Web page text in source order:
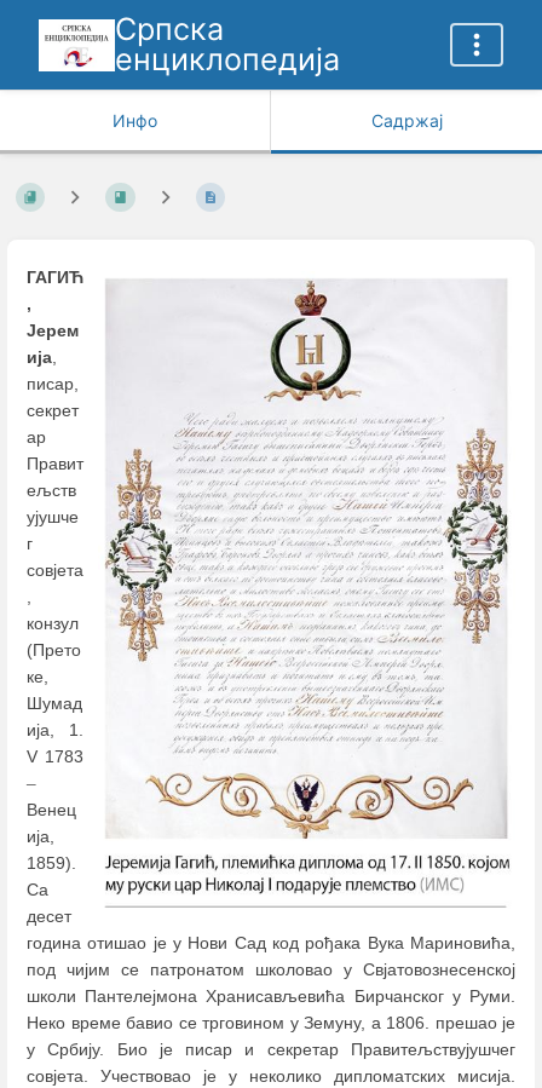
Српска
енциклопедија
Инфо Садржај
ГАГИЋ
,
Јерем
ија,
писар,
секрет
ар
Правит
ељств
ујушче
г
совјета
,
конзул
(Прето
ке,
Шумад
ија, 1.
V 1783
–
Венец
ија,
1859).
Са
десет
година отишао је у Нови Сад код рођака Вука Мариновића,
под чијим се патронатом школовао у Свјатовознесенској
школи Пантелејмона Хранисављевића Бирчанског у Руми.
Неко време бавио се трговином у Земуну, а 1806. прешао је
у Србију. Био је писар и секретар Правитељствујушчег
совјета. Учествовао је у неколико дипломатских мисија.